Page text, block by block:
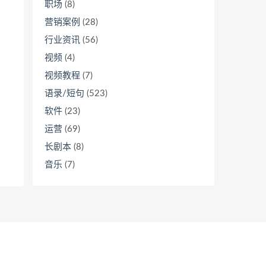
职场 (8)
营销案例 (28)
行业资讯 (56)
视频 (4)
视频教程 (7)
语录/短句 (523)
软件 (23)
运营 (69)
长剧本 (8)
音乐 (7)